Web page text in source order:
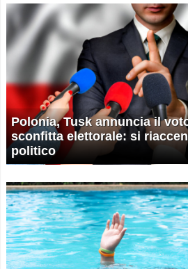
Polonia, Tusk annuncia il
sconfitta elettorale: si
politico